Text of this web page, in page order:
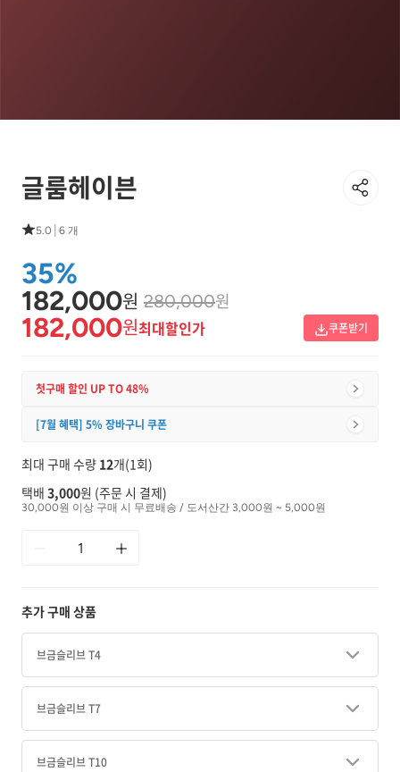
글룸헤이븐
5.0 6 개
35%
182,000원 280,000원
182,000원최대할인가 쿠폰받기
첫구매 할인 UP TO 48%
[7월 혜택] 5% 장바구니 쿠폰
최대 구매 수량 12개(1회)
택배 3,000원 (주문 시 결제)
30,000원 이상 구매 시 무료배송 / 도서산간 3,000원 ~ 5,000원
추가 구매 상품
브금슬리브 T4
브금슬리브 T7
브금슬리브 T10